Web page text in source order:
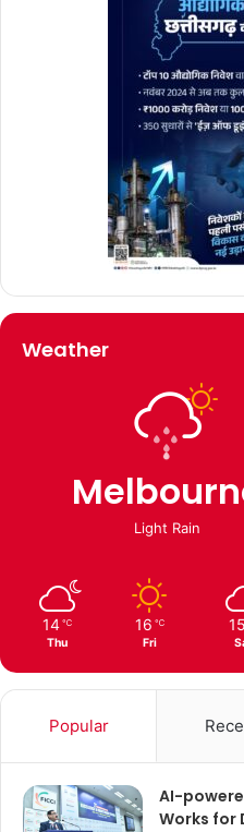
Weather
Light Rain
14 ℃
Thu
16 ℃
Fri
15
Popular
AI-
Works for